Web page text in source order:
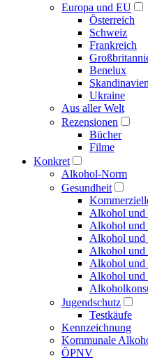
Europa und EU
Österreich
Schweiz
Frankreich
Benelux
Skandinavien
Ukraine
Aus aller Welt
Rezensionen
Bücher
Filme
Konkret
Alkohol-Norm
Gesundheit
Alkohol
Alkohol und
Alkohol und
Alkohol und
Alkohol und
Alkohol und
Jugendschutz
Testkäufe
Kennzeichnung
Kommunale
ÖPNV